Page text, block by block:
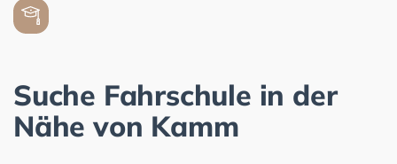
Suche Fahrschule in der
Nähe von Kamm